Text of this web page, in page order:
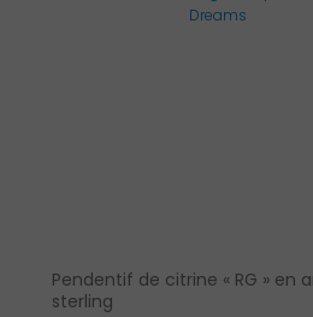
Pendentif de citrine « RG » en
sterling